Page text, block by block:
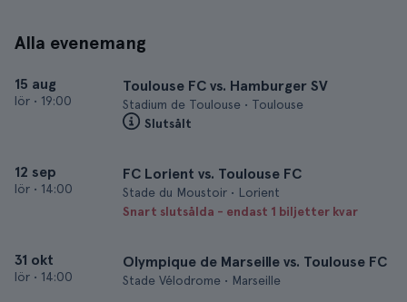
Alla evenemang
15 aug
lör • 19:00
Toulouse FC vs. Hamburger SV
Stadium de Toulouse • Toulouse
Slutsålt
12 sep
lör • 14:00
FC Lorient vs. Toulouse FC
Stade du Moustoir • Lorient
Snart slutsålda - endast 1 biljetter kvar
31 okt
lör • 14:00
Olympique de Marseille vs. Toulouse FC
Stade Vélodrome • Marseille